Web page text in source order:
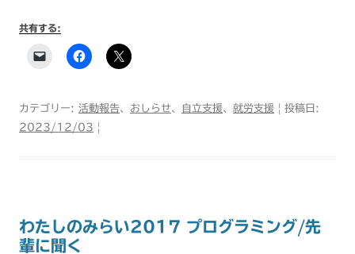
共有する:
カテゴリー: 活動報告、 おしらせ、 自立支援、 就労支援 | 投稿日:
2023/12/03 |
わたしのみらい2017 プログラミング/先
輩に聞く